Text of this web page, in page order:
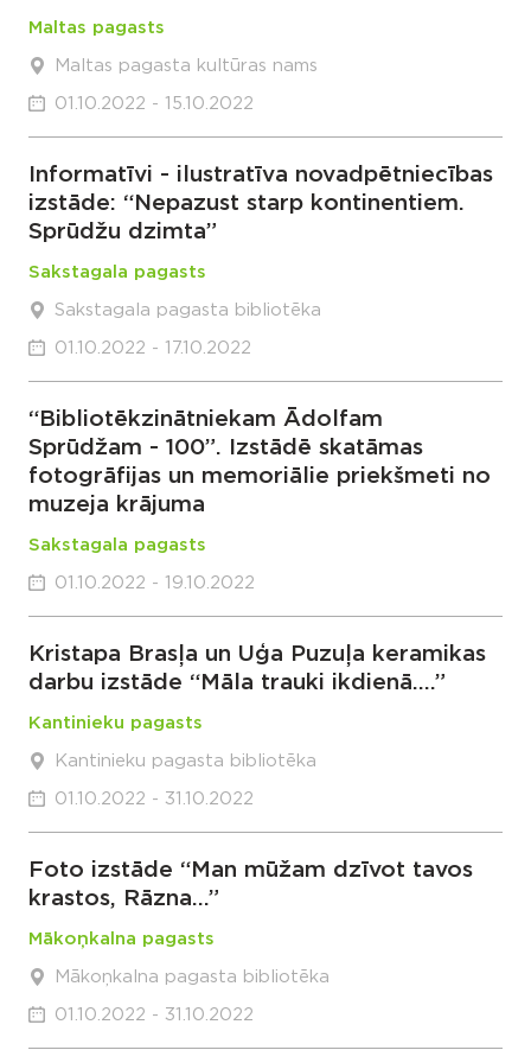
Maltas pagasts
Maltas pagasta kultūras nams
01.10.2022 - 15.10.2022
Informatīvi - ilustratīva novadpētniecības
izstāde: “Nepazust starp kontinentiem.
Sprūdžu dzimta”
Sakstagala pagasts
Sakstagala pagasta bibliotēka
01.10.2022 - 17.10.2022
“Bibliotēkzinātniekam Ādolfam
Sprūdžam - 100”. Izstādē skatāmas
fotogrāfijas un memoriālie priekšmeti no
muzeja krājuma
Sakstagala pagasts
01.10.2022 - 19.10.2022
Kristapa Brasļa un Uģa Puzuļa keramikas
darbu izstāde “Māla trauki ikdienā….”
Kantinieku pagasts
Kantinieku pagasta bibliotēka
01.10.2022 - 31.10.2022
Foto izstāde “Man mūžam dzīvot tavos
krastos, Rāzna…”
Mākoņkalna pagasts
Mākoņkalna pagasta bibliotēka
01.10.2022 - 31.10.2022